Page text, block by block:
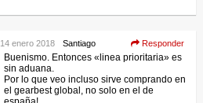
Santiago
14 enero 2018 Responder
Buenismo. Entonces «linea prioritaria» es
sin aduana.
Por lo que veo incluso sirve comprando en
el gearbest global, no solo en el de